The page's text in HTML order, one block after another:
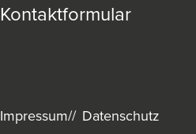
Kontaktformular
Impressum Datenschutz